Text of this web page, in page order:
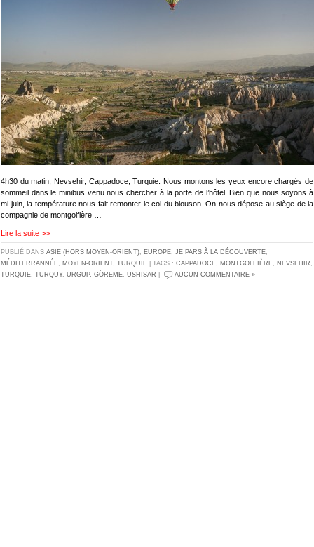
4h30 du matin, Nevsehir, Cappadoce, Turquie. Nous montons les yeux encore chargés de
sommeil dans le minibus venu nous chercher à la porte de l’hôtel. Bien que nous soyons à
mi-juin, la température nous fait remonter le col du blouson. On nous dépose au siège de la
compagnie de montgolfière …
Lire la suite >>
PUBLIÉ DANS ASIE (HORS MOYEN-ORIENT), EUROPE, JE PARS À LA DÉCOUVERTE,
MÉDITERRANNÉE, MOYEN-ORIENT, TURQUIE | TAGS : CAPPADOCE, MONTGOLFIÈRE, NEVSEHIR ,
TURQUIE, TURQUY, URGUP. GÖREME, USHISAR AUCUN COMMENTAIRE »